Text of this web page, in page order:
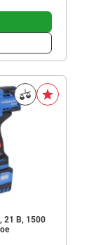
21 В, 1500